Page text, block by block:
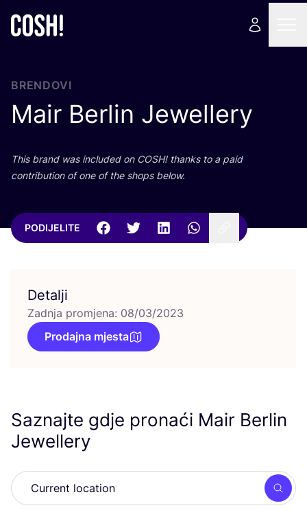
BRENDOVI
Mair Berlin Jewellery
This brand was inclu­ded on COSH! than­ks to a paid
con­tri­bu­ti­on of one of the shops below.
PODIJELITE
Detalji
Zadnja promjena: 08/03/2023
Prodajna mjesta
Saznajte gdje pronaći Mair Berlin
Jewellery